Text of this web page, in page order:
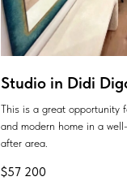
Studio in Didi
This is a great opportunity
and modern home in a
after area.
$57 200